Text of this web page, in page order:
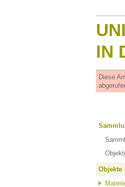
IN
Diese
Objekte